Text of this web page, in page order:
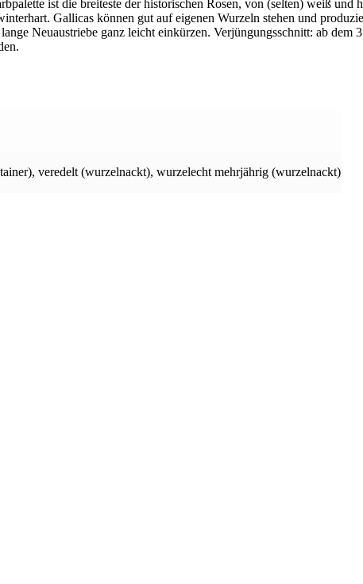
ist die breiteste der historischen Rosen, von (selten) weiß
Gallicas können gut auf eigenen Wurzeln stehen und
Neuaustriebe ganz leicht einkürzen. Verjüngungsschnitt: ab dem
, veredelt (wurzelnackt), wurzelecht mehrjährig (wurzelnackt)